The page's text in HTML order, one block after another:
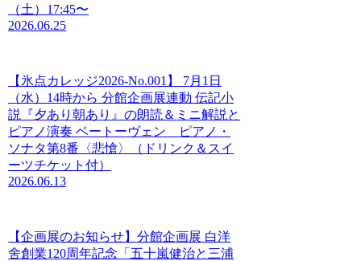
（土）17:45〜
2026.06.25
【氷点カレッジ2026-No.001】 7月1日
（水）14時から 分館企画展連動 伝記小
説『夕あり朝あり』の朗読＆ミニ解説と
ピアノ演奏 ベートーヴェン ピアノ・
ソナタ第8番〈悲愴〉（ドリンク＆スイ
ーツチケット付）
2026.06.13
【企画展のお知らせ】分館企画展 白洋
舍創業120周年記念「五十嵐健治と三浦